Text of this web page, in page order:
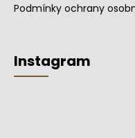
Podmínky ochrany
Instagram